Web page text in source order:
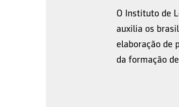
O Instituto de
auxilia os
elaboração de
da formação